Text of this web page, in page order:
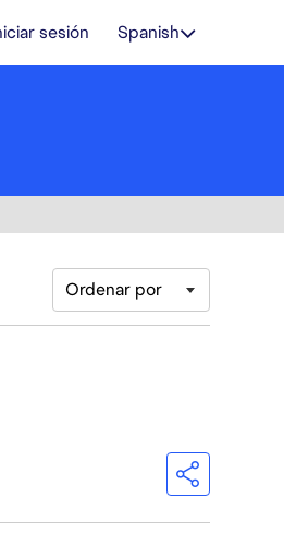
sesión Spanish
Ordenar por